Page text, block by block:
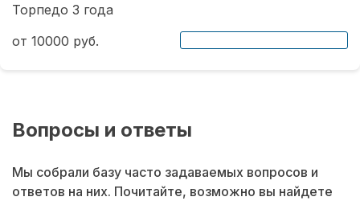
Торпедо 3 года
от 10000 руб.
Вопросы и ответы
Мы собрали базу часто задаваемых вопросов и
ответов на них. Почитайте, возможно вы найдете